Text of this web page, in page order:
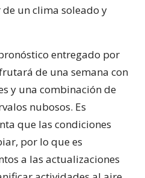
un clima soleado y
entregado por
de una semana con
y una combinación de
nubosos. Es
que las condiciones
por lo que es
a las actualizaciones